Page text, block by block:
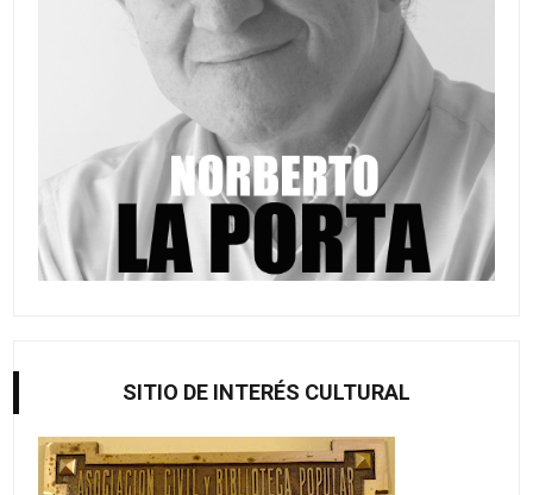
SITIO DE INTERÉS CULTURAL